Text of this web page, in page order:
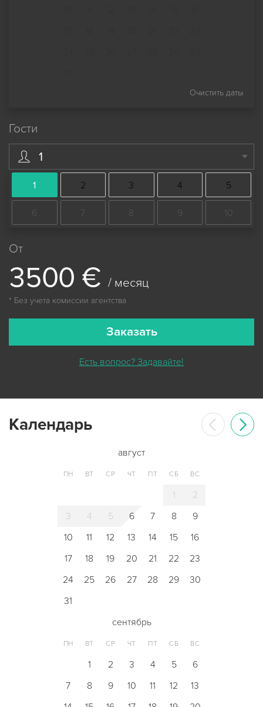
Очистить даты
Гости
1
1 2 3 4 5
6 7 8 9 10
От
3500 € / месяц
* Без учета комиссии агентства
Заказать
Есть вопрос? Задавайте!
Календарь
август
ПН ВТ СР ЧТ ПТ СБ ВС
1
2
3
4 5 6 7 8
9
10
11 12 13 14 15
16
17
18 19 20 21 22
23
24
25 26 27 28 29
30
31
сентябрь
ПН ВТ СР ЧТ ПТ СБ ВС
1 2 3 4 5
6
7
8 9 10 11 12
13